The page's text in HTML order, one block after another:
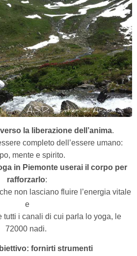
la liberazione dell’anima.
completo dell’essere umano:
mente e spirito.
in Piemonte userai il corpo per
rafforzarlo:
non lasciano fluire l’energia vitale
e
tutti i canali di cui parla lo yoga, le
72000 nadi.
fornirti strumenti